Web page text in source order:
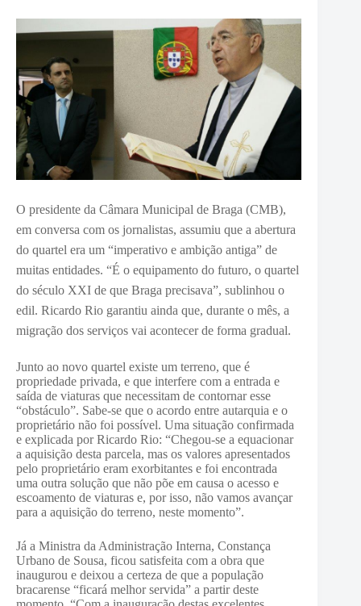
O presidente da Câmara Municipal de Braga (CMB),
em conversa com os jornalistas, assumiu que a abertura
do quartel era um “imperativo e ambição antiga” de
muitas entidades. “É o equipamento do futuro, o quartel
do século XXI de que Braga precisava”, sublinhou o
edil. Ricardo Rio garantiu ainda que, durante o mês, a
migração dos serviços vai acontecer de forma gradual.
Junto ao novo quartel existe um terreno, que é
propriedade privada, e que interfere com a entrada e
saída de viaturas que necessitam de contornar esse
“obstáculo”. Sabe-se que o acordo entre autarquia e o
proprietário não foi possível. Uma situação confirmada
e explicada por Ricardo Rio: “Chegou-se a equacionar
a aquisição desta parcela, mas os valores apresentados
pelo proprietário eram exorbitantes e foi encontrada
uma outra solução que não põe em causa o acesso e
escoamento de viaturas e, por isso, não vamos avançar
para a aquisição do terreno, neste momento”.
Já a Ministra da Administração Interna, Constança
Urbano de Sousa, ficou satisfeita com a obra que
inaugurou e deixou a certeza de que a população
bracarense “ficará melhor servida” a partir deste